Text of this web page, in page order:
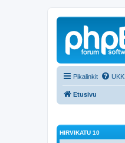
Pikalinkit UKK
Etusivu
HIRVIKATU 10